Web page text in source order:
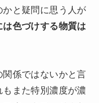
と疑問に思う人が
は色づけする物質は
係ではないかと言
また特別濃度が濃